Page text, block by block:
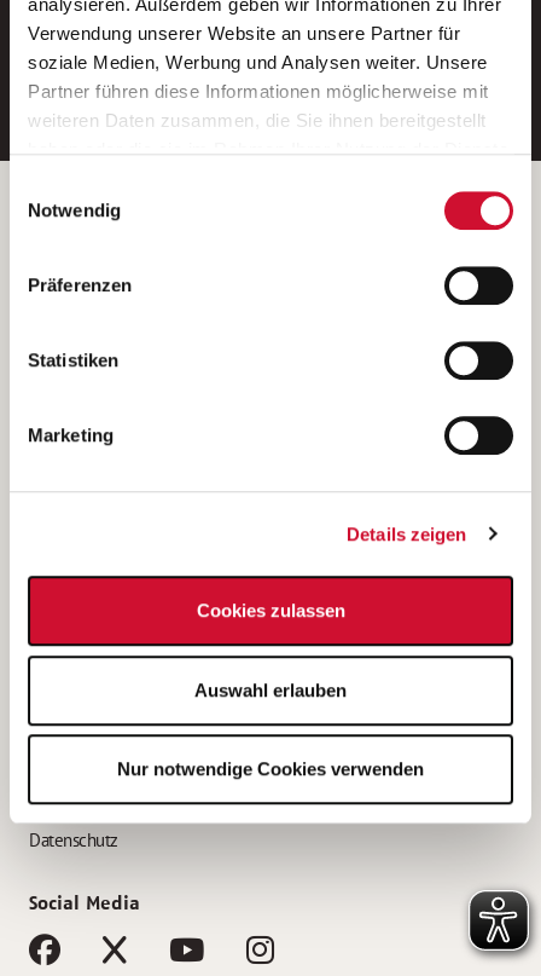
Verwendung unserer Website an unsere Partner für
soziale Medien, Werbung und Analysen weiter. Unsere
Partner führen diese Informationen möglicherweise mit
weiteren Daten zusammen, die Sie ihnen bereitgestellt
Wenn Sie auf „Cookies zulassen“ klicken, so stimmen
Sie der Speicherung sämtlicher Cookies zu. Sie können
Ihre Einwilligung selbstverständlich jederzeit widerrufen,
indem Sie die Cookie-Einstellungen aufrufen und diese
unsererDatenschutzerklärung
Notwendig
Präferenzen
Statistiken
Marketing
Details zeigen
Cookies zulassen
Auswahl erlauben
Nur notwendige Cookies verwenden
Jobs.
E-Mail-Adresse eintragen
Betreiber der Webseite
Kantstraße 45a
(Ein Tochterunternehmen des AWO Bezirksverbandes Unterfranken
e.V.)
Bewerbung als Altenpflegehelfer*in
Bewerbung als Erzieher*in
AWO Gliederungen nach Bundesland
Impressum
Datenschutz
Social Media